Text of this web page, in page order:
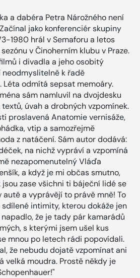
a dabéra Petra Nárožného není
jako konferenciér skupiny
1980 hrál v Semaforu a letos
v Činoherním klubu v Praze.
i divadla a jeho osobitý
k řadě
Léta odmítá sepsat memoáry.
sám namluvil na dvojdesku
úvah a drobných vzpomínek.
proslavená Anatomie vernisáže,
vtip a samozřejmě
z natáčení. Sám autor dodává:
na nichž vypráví a vzpomíná
nezapomenutelný Vláďa
a když je mi občas smutno,
zase všichni ti báječní lidé se
autě a vyprávějí to právě mně! To
intimity, kterou dokáže jen
že je tady pár kamarádů
s kterými jsem ušel kus
mnou po letech rádi popovídali.
že nebudu dojatě vzpomínat ani
velká moudra. Prostě někdy je